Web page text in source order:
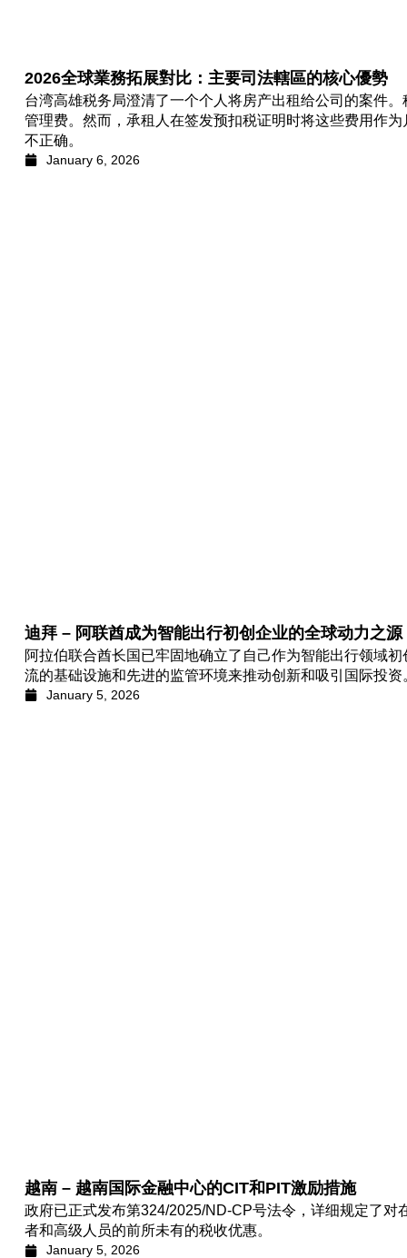
2026全球業務拓展對比：主要司法轄區的核心優勢
台湾高雄税务局澄清了一个个人将房产出租给公司的案件
管理费。然而，承租人在签发预扣税证明时将这些费用作
不正确。
January 6, 2026
迪拜 – 阿联酋成为智能出行初创企业的全球动力之源
阿拉伯联合酋长国已牢固地确立了自己作为智能出行领域
流的基础设施和先进的监管环境来推动创新和吸引国际投资
January 5, 2026
越南 – 越南国际金融中心的CIT和PIT激励措施
政府已正式发布第324/2025/ND-CP号法令，详细规定了
者和高级人员的前所未有的税收优惠。
January 5, 2026